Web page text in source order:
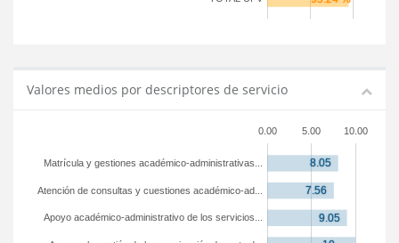
Valores medios por descriptores de servicio
0.00 5.00 10.00
Apoyo académico-administrativo de los servicios...
Atención de consultas y cuestiones académico-ad...
Matrícula y gestiones académico-administrativas...